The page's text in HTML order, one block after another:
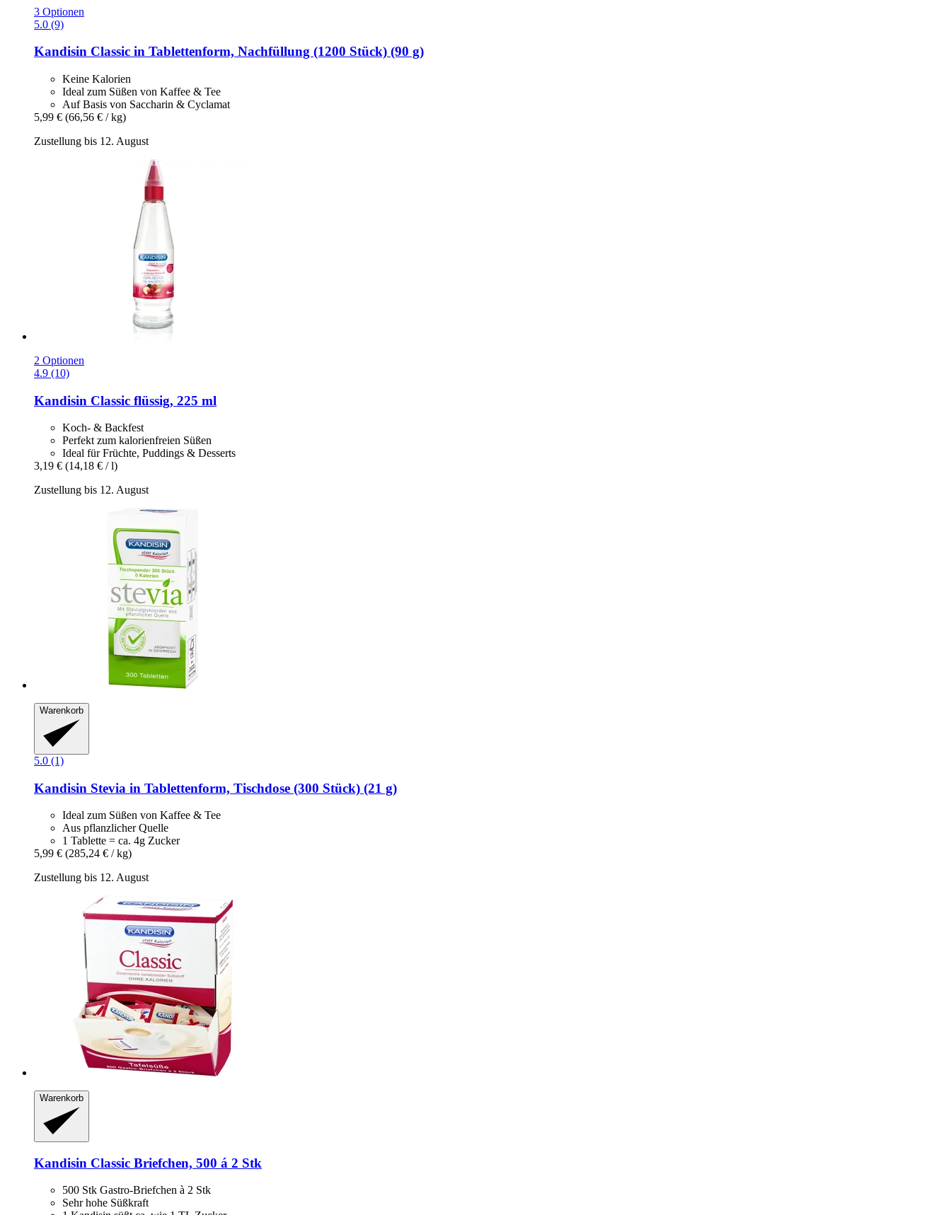
3 Optionen
5.0 (9)
Kandisin Classic in Tablettenform, Nachfüllung (1200 Stück) (90 g)
Keine Kalorien
Ideal zum Süßen von Kaffee & Tee
Auf Basis von Saccharin & Cyclamat
5,99 € (66,56 € / kg)
Zustellung bis 12. August
2 Optionen
4.9 (10)
Kandisin Classic flüssig, 225 ml
Koch- & Backfest
Perfekt zum kalorienfreien Süßen
Ideal für Früchte, Puddings & Desserts
3,19 € (14,18 € / l)
Zustellung bis 12. August
Warenkorb
5.0 (1)
Kandisin Stevia in Tablettenform, Tischdose (300 Stück) (21 g)
Ideal zum Süßen von Kaffee & Tee
Aus pflanzlicher Quelle
1 Tablette = ca. 4g Zucker
5,99 € (285,24 € / kg)
Zustellung bis 12. August
Warenkorb
Kandisin Classic Briefchen, 500 á 2 Stk
500 Stk Gastro-Briefchen à 2 Stk
Sehr hohe Süßkraft